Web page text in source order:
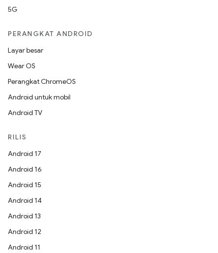
5G
PERANGKAT ANDROID
Layar besar
Wear OS
Perangkat ChromeOS
Android untuk mobil
Android TV
RILIS
Android 17
Android 16
Android 15
Android 14
Android 13
Android 12
Android 11